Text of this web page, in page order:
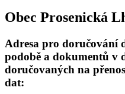
Obec Prosenická
Adresa pro doručování
podobě a dokumentů v
doručovaných na
dat: